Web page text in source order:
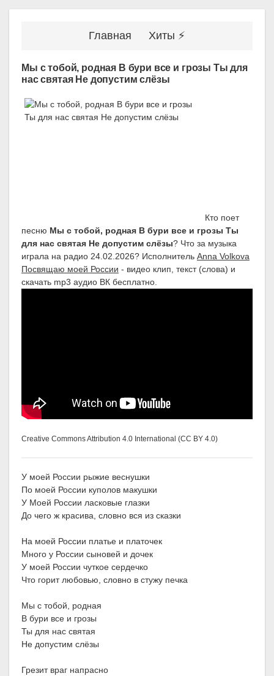
Главная Хиты ⚡
Мы с тобой, родная В бури все и грозы Ты для
нас святая Не допустим слёзы
Кто поет
песню Мы с тобой, родная В бури все и грозы Ты
для нас святая Не допустим слёзы? Что за музыка
играла на радио 24.02.2026? Исполнитель Anna Volkova
Посвящаю моей России - видео клип, текст (слова) и
скачать mp3 аудио ВК бесплатно.
Creative Commons Attribution 4.0 International (CC BY 4.0)
У моей России рыжие веснушки
По моей России куполов макушки
У Моей России ласковые глазки
До чего ж красива, словно вся из сказки
На моей России платье и платочек
Много у России сыновей и дочек
У моей России чуткое сердечко
Что горит любовью, словно в стужу печка
Мы с тобой, родная
В бури все и грозы
Ты для нас святая
Не допустим слёзы
Грезит враг напрасно